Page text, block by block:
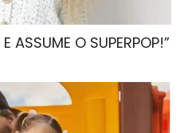
ASSUME O SUPERPOP!”